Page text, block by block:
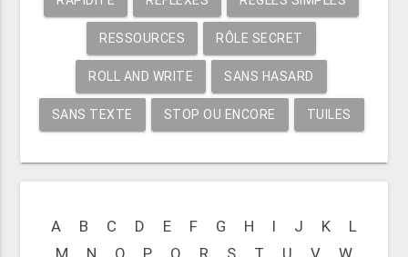
RESSOURCES RÔLE SECRET
ROLL AND WRITE SANS HASARD
SANS TEXTE STOP OU ENCORE TUILES
A B C D E F G H I J K
L